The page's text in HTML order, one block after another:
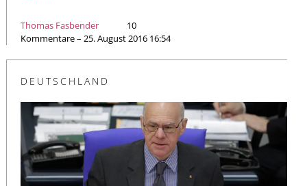
Thomas Fasbender
10
Kommentare – 25. August 2016 16:54
DEUTSCHLAND